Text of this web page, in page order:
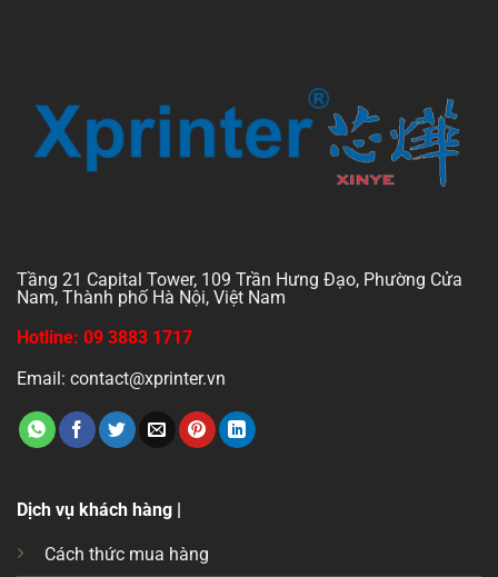
Tầng 21 Capital Tower, 109 Trần Hưng Đạo, Phường Cửa
Nam, Thành phố Hà Nội, Việt Nam
Hotline: 09 3883 1717
Email: contact@xprinter.vn
Dịch vụ khách hàng |
Cách thức mua hàng